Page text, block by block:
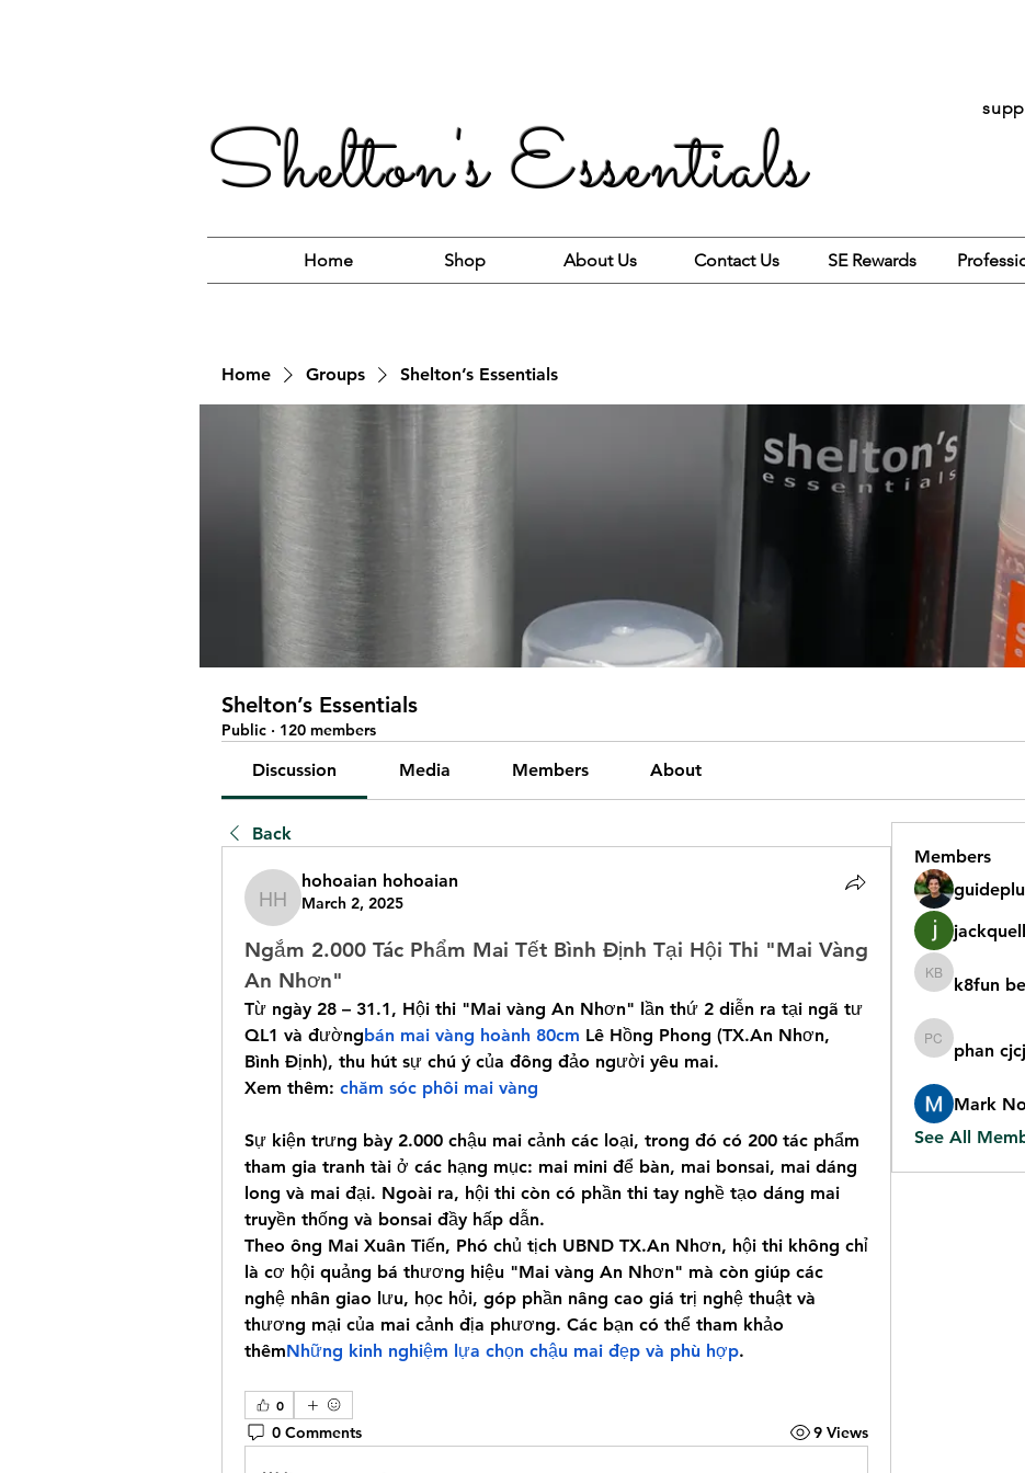
Shelton's Essentials
Home Shop About Us Contact Us SE Rewards
Home Groups Shelton’s Essentials
Shelton’s Essentials
Public · 120 members
Discussion Media Members About
Back
hohoaian hohoaian
hohoaian hohoaian
March 2, 2025
Ngắm 2.000 Tác Phẩm Mai Tết Bình Định Tại Hội Thi "Mai Vàng
An Nhơn"
Từ ngày 28 – 31.1, Hội thi "Mai vàng An Nhơn" lần thứ 2 diễn ra tại ngã tư
QL1 và đường bán mai vàng hoành 80cm Lê Hồng Phong (TX.An Nhơn,
Bình Định), thu hút sự chú ý của đông đảo người yêu mai.
Xem thêm: chăm sóc phôi mai vàng
Sự kiện trưng bày 2.000 chậu mai cảnh các loại, trong đó có 200 tác phẩm
tham gia tranh tài ở các hạng mục: mai mini để bàn, mai bonsai, mai dáng
long và mai đại. Ngoài ra, hội thi còn có phần thi tay nghề tạo dáng mai
truyền thống và bonsai đầy hấp dẫn.
Theo ông Mai Xuân Tiến, Phó chủ tịch UBND TX.An Nhơn, hội thi không chỉ
là cơ hội quảng bá thương hiệu "Mai vàng An Nhơn" mà còn giúp các
nghệ nhân giao lưu, học hỏi, góp phần nâng cao giá trị nghệ thuật và
thương mại của mai cảnh địa phương. Các bạn có thể tham khảo
thêmNhững kinh nghiệm lựa chọn chậu mai đẹp và phù hợp.
0
0 Comments 9 Views
Members
k8fun bet
k8fun
phan cjcj
phan cjcj
Mark
See All